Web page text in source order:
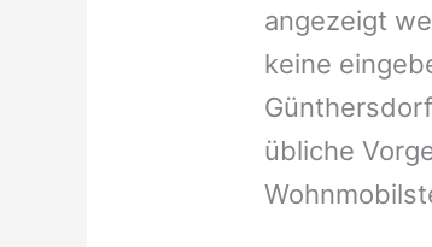
angezeigt
keine
übliche